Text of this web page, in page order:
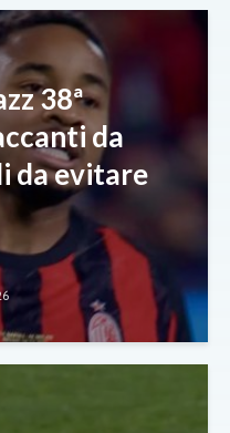
38ª
da
da evitare